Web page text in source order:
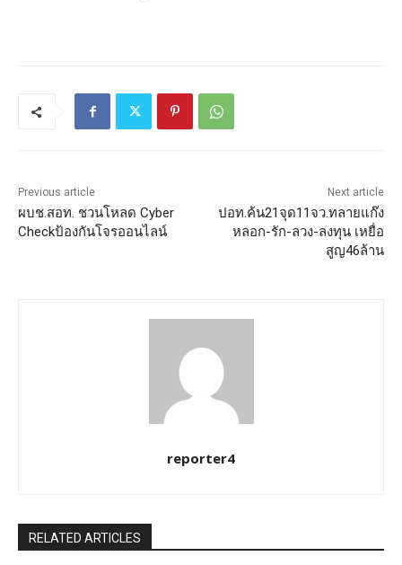
Previous article
ผบช.สอท. ชวนโหลด Cyber
Checkป้องกันโจรออนไลน์
Next article
ปอท.ค้น21จุด11จว.ทลายแก๊ง
หลอก-รัก-ลวง-ลงทุน เหยื่อ
สูญ46ล้าน
reporter4
RELATED ARTICLES